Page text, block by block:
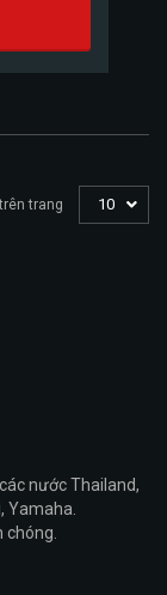
trang 10
nước Thailand,
Yamaha.
chóng.